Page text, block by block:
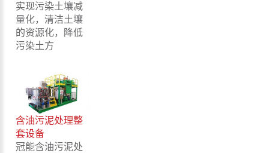
实现污染土壤减
量化，清洁土壤
的资源化，降低
污染土方
含油污泥处理整
套设备
冠能含油污泥处